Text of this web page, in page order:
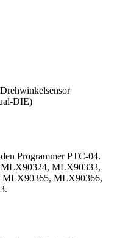
DIE)
Programmer PTC-04.
MLX90333,
MLX90366,